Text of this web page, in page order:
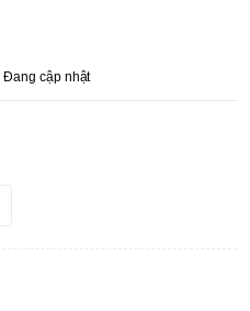
Đang cập nhật